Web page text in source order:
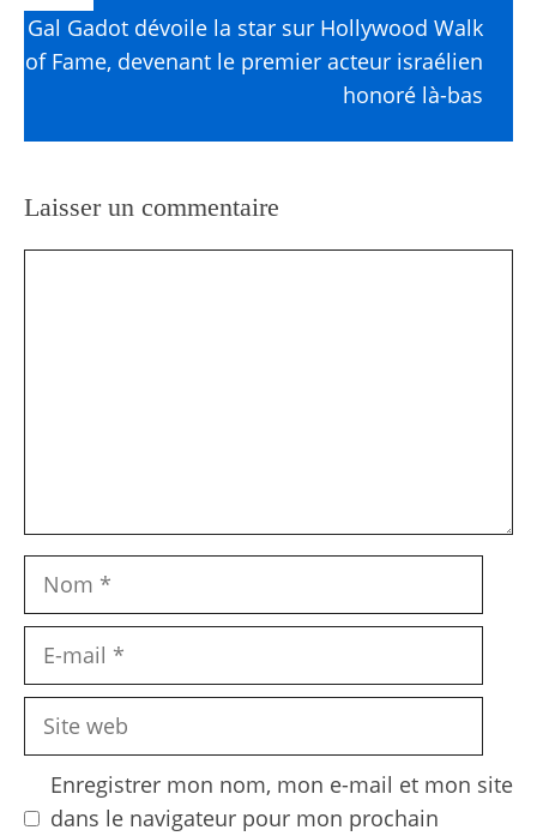
Gal Gadot dévoile la star sur Hollywood Walk
of Fame, devenant le premier acteur israélien
honoré là-bas
Laisser un commentaire
Nom
Site
Enregistrer mon nom, mon e-mail et mon site
dans le navigateur pour mon prochain